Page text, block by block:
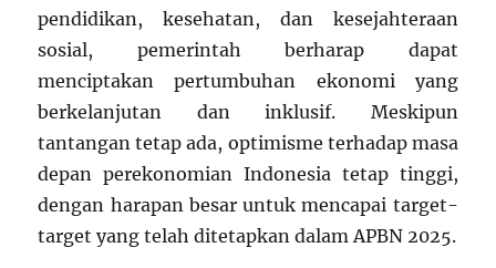
pendidikan, kesehatan, dan kesejahteraan
sosial, pemerintah berharap dapat
menciptakan pertumbuhan ekonomi yang
berkelanjutan dan inklusif. Meskipun
tantangan tetap ada, optimisme terhadap masa
depan perekonomian Indonesia tetap tinggi,
dengan harapan besar untuk mencapai target-
target yang telah ditetapkan dalam APBN 2025.